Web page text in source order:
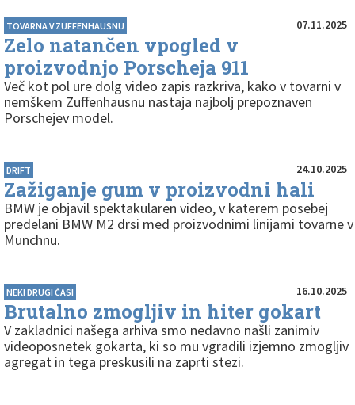
TOVARNA V ZUFFENHAUSNU 07.11.2025
Zelo natančen vpogled v
proizvodnjo Porscheja 911
Več kot pol ure dolg video zapis razkriva, kako v tovarni v
nemškem Zuffenhausnu nastaja najbolj prepoznaven
Porschejev model.
DRIFT 24.10.2025
Zažiganje gum v proizvodni hali
BMW je objavil spektakularen video, v katerem posebej
predelani BMW M2 drsi med proizvodnimi linijami tovarne v
Munchnu.
NEKI DRUGI ČASI 16.10.2025
Brutalno zmogljiv in hiter gokart
V zakladnici našega arhiva smo nedavno našli zanimiv
videoposnetek gokarta, ki so mu vgradili izjemno zmogljiv
agregat in tega preskusili na zaprti stezi.